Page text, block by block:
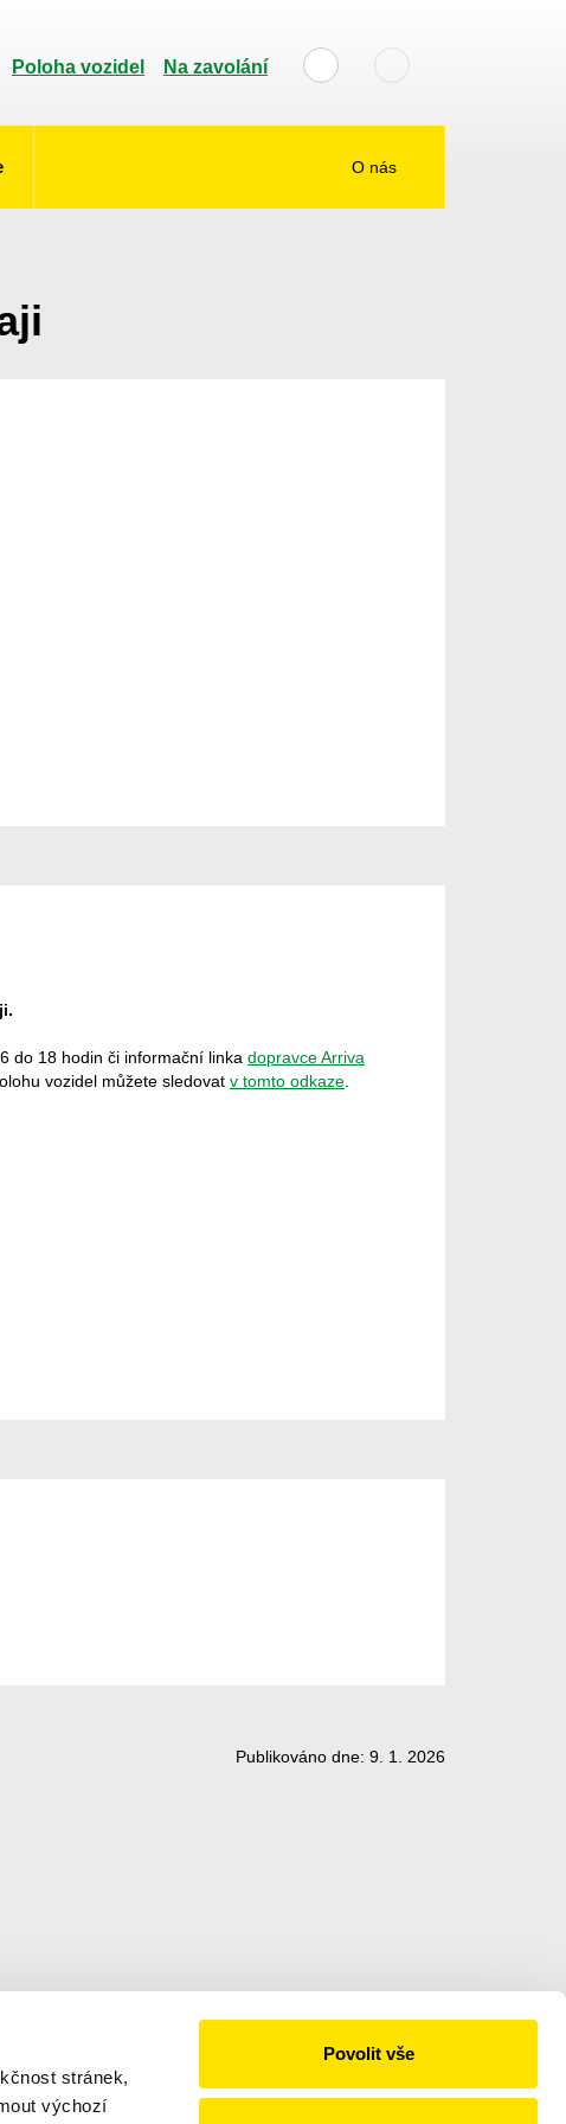
stránek,
výchozí
Povolit vše
Poloha vozidel Na zavolání
O nás
do 18 hodin či informační linka dopravce Arriva
vozidel můžete sledovat v tomto odkaze
Publikováno dne: 9. 1. 2026
© 2026 POVED s.r.o.
Nerudova 25, Plzeň